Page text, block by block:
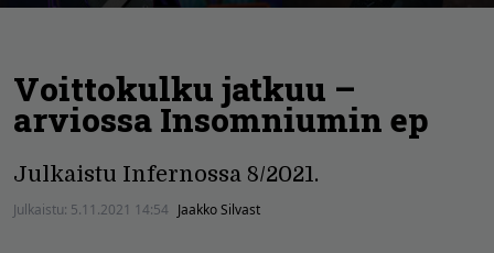
Voittokulku jatkuu –
arviossa Insomniumin ep
Julkaistu Infernossa 8/2021.
Julkaistu: 5.11.2021 14:54 Jaakko Silvast